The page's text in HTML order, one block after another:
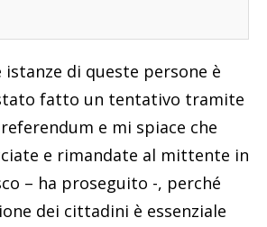
di queste persone è
fatto un tentativo tramite
e mi spiace che
e rimandate al mittente in
– ha proseguito -, perché
dei cittadini è essenziale